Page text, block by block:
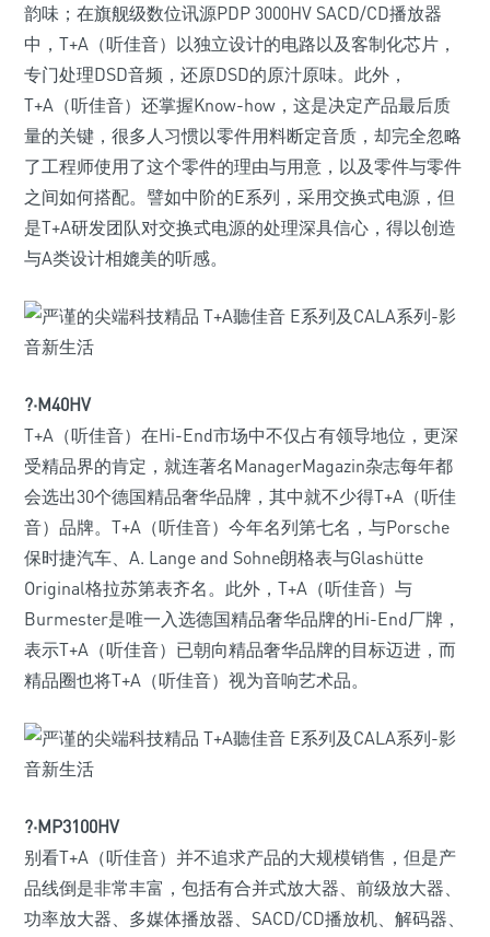
韵味；在旗舰级数位讯源PDP 3000HV SACD/CD播放器
中，T+A（听佳音）以独立设计的电路以及客制化芯片，
专门处理DSD音频，还原DSD的原汁原味。此外，
T+A（听佳音）还掌握Know-how，这是决定产品最后质
量的关键，很多人习惯以零件用料断定音质，却完全忽略
了工程师使用了这个零件的理由与用意，以及零件与零件
之间如何搭配。譬如中阶的E系列，采用交换式电源，但
是T+A研发团队对交换式电源的处理深具信心，得以创造
与A类设计相媲美的听感。
?·M40HV
T+A（听佳音）在Hi-End市场中不仅占有领导地位，更深
受精品界的肯定，就连著名ManagerMagazin杂志每年都
会选出30个德国精品奢华品牌，其中就不少得T+A（听佳
音）品牌。T+A（听佳音）今年名列第七名，与Porsche
保时捷汽车、A. Lange and Sohne朗格表与Glashütte
Original格拉苏第表齐名。此外，T+A（听佳音）与
Burmester是唯一入选德国精品奢华品牌的Hi-End厂牌，
表示T+A（听佳音）已朝向精品奢华品牌的目标迈进，而
精品圈也将T+A（听佳音）视为音响艺术品。
?·MP3100HV
别看T+A（听佳音）并不追求产品的大规模销售，但是产
品线倒是非常丰富，包括有合并式放大器、前级放大器、
功率放大器、多媒体播放器、SACD/CD播放机、解码器、